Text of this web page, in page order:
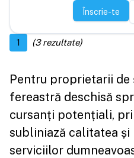
Înscrie-te
1 (3rezultate)
Pentru proprietarii de
fereastră deschisă
cursanți potențiali,
subliniază calitatea
serviciilor